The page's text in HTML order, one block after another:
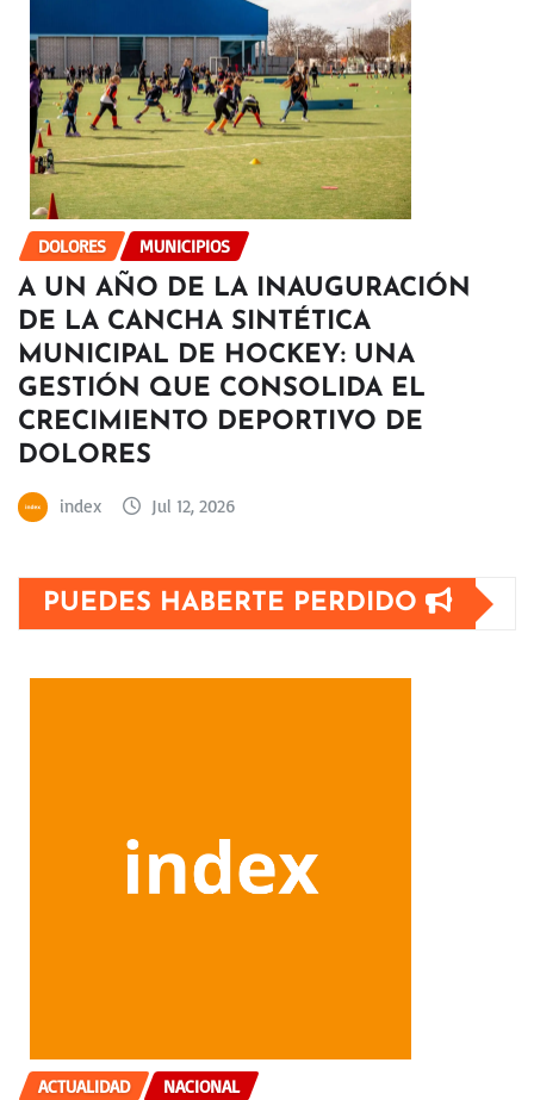
DOLORES MUNICIPIOS
A UN AÑO DE LA INAUGURACIÓN
DE LA CANCHA SINTÉTICA
MUNICIPAL DE HOCKEY: UNA
GESTIÓN QUE CONSOLIDA EL
CRECIMIENTO DEPORTIVO DE
DOLORES
index Jul 12, 2026
PUEDES HABERTE PERDIDO
ACTUALIDAD NACIONAL